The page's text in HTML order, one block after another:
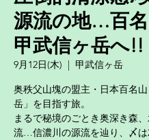
源流の地…百名
甲武信ヶ岳へ!!
9月12日(木)
  |
甲武信ヶ岳
奥秩父山塊の盟主・日本百名
岳」を目指す旅。
まるで秘境のごとき奥深き森
流…信濃川の源流を辿り、〆は